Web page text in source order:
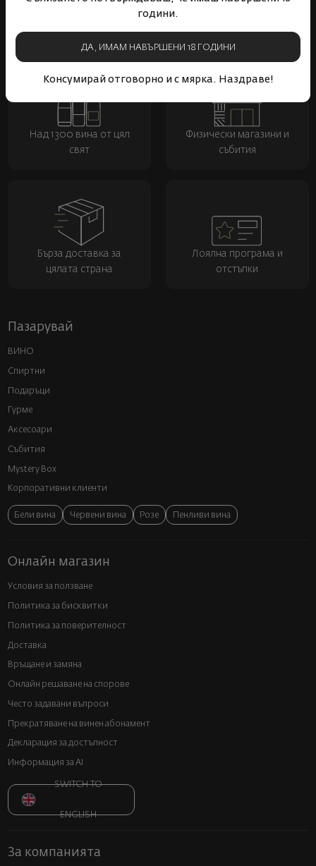
години.
ДА, ИМАМ НАВЪРШЕНИ 18 ГОДИНИ
Консумирай отговорно и с мярка. Наздраве!
Над 1300 вина от цял
свят
Физически магазини и
събития
Бърза доставка за
цялата страна
Лоялна програма и
отстъпки
Пазарувай
ВИНО
Спиртни
Подаръци
Гурме
Аксесоари
Събития
Mystery Box
Корпоративни клиенти
Бели вина Червени вина Розе Пенливи вина
Онлайн магазин
Условия за ползване
Политика за бисквитки
Политика за поверителност
Доставка
Връщане и замяна
Онлайн решаване на спорове
Често задавани въпроси
Прекратяване на винен абонамент
Декларация за достъпност
Информация за AI
SWITCH TO
ENGLISH
За компанията